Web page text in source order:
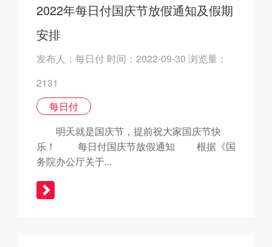
2022年每日付国庆节放假通知及假期
安排
发布人：每日付 时间：2022-09-30 浏览量：
2131
每日付
明天就是国庆节，提前祝大家国庆节快
乐！ 每日付国庆节放假通知 根据《国
务院办公厅关于...